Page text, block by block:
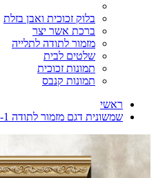
בלוק זכוכית ואבן בזלת
ברכת אשר יצר
מזמור לתודה לתלייה
שלטים לבית
תמונות זכוכית
תמונות קנבס
ראשי
שמשונית דגם מזמור לתודה 1- גודל 100*70